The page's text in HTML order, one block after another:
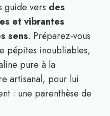
guide vers des
et vibrantes
sens. Préparez-vous
pépites inoubliables,
pure à la
artisanal, pour lui
: une parenthèse de